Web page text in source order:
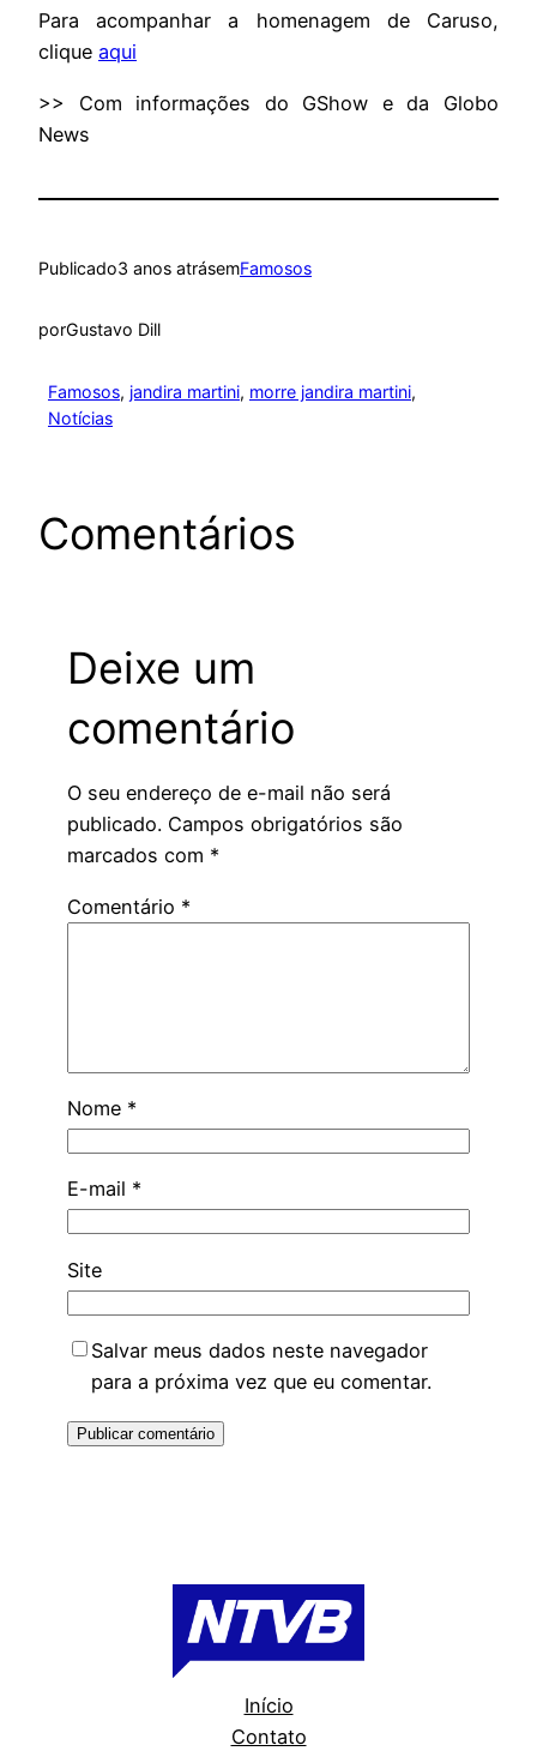
Para acompanhar a homenagem de Caruso,
clique aqui
>> Com informações do GShow e da Globo
News
Publicado3 anos atrásemFamosos
porGustavo Dill
Famosos, jandira martini, morre jandira martini
Notícias
Comentários
Deixe um
comentário
O seu endereço de e-mail não será
publicado. Campos obrigatórios são
marcados com *
Comentário *
Nome *
E-mail *
Site
Salvar meus dados neste navegador
para a próxima vez que eu comentar.
Início
Contato